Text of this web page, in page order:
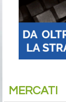
MERCATI